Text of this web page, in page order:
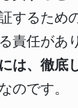
するため
責任があ
は、徹底
なのです。